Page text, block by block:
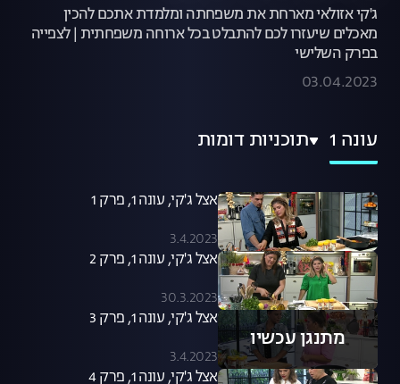
ג'קי אזולאי מארחת את משפחתה ומלמדת אתכם להכין
מאכלים שיעזרו לכם להתבלט בכל ארוחה משפחתית | לצפייה
בפרק השלישי
03.04.2023
עונה 1 תוכניות דומות
אצל ג'קי, עונה 1, פרק 1
3.4.2023
אצל ג'קי, עונה 1, פרק 2
30.3.2023
מתנגן עכשיו
אצל ג'קי, עונה 1, פרק 3
3.4.2023
אצל ג'קי, עונה 1, פרק 4